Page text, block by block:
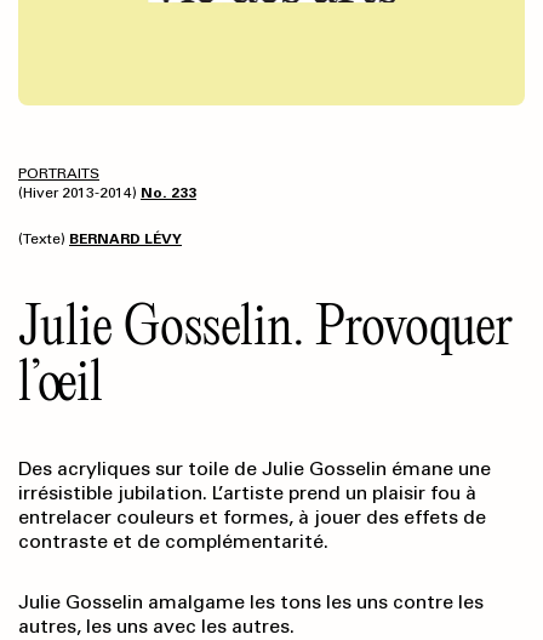
PORTRAITS
(Hiver 2013-2014) No. 233
(Texte) BERNARD LÉVY
Julie Gosselin. Provoquer
l’œil
Des acryliques sur toile de Julie Gosselin émane une
irrésistible jubilation. L’artiste prend un plaisir fou à
entrelacer couleurs et formes, à jouer des effets de
contraste et de complémentarité.
Julie Gosselin amalgame les tons les uns contre les
autres, les uns avec les autres.